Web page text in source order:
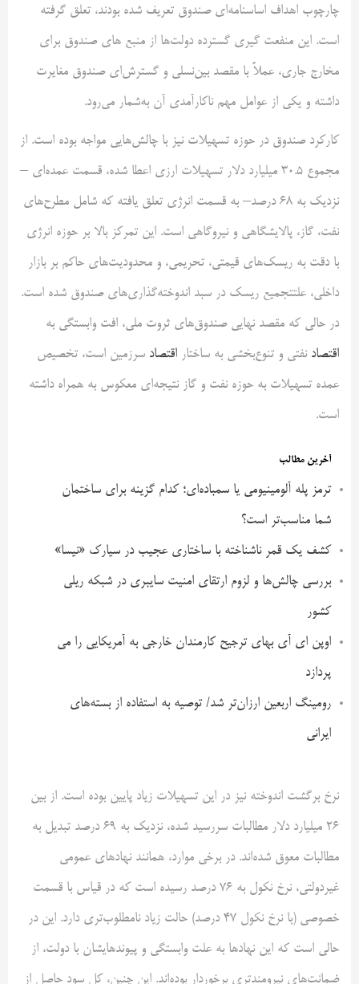
چارچوب اهداف اساسنامه‌ای صندوق تعریف شده بودند، تعلق گرفته
است. این منفعت گیری گسترده دولت‌ها از منبع های صندوق برای
مخارج جاری، عملاً با مقصد بین‌نسلی و گسترش‌ای صندوق مغایرت
داشته و یکی از عوامل مهم ناکارآمدی آن به‌شمار می‌رود.
کارکرد صندوق در حوزه تسهیلات نیز با چالش‌هایی مواجه بوده است. از
مجموع ۳۰.۵ میلیارد دلار تسهیلات ارزی اعطا شده، قسمت عمده‌ای –
نزدیک به ۶۸ درصد– به قسمت انرژی تعلق یافته که شامل مطرح‌های
نفت، گاز، پالایشگاهی و نیروگاهی است. این تمرکز بالا بر حوزه انرژی
با دقت به ریسک‌های قیمتی، تحریمی، و محدودیت‌های حاکم بر بازار
داخلی، علتتجمیع ریسک در سبد اندوخته‌گذاری‌های صندوق شده است.
در حالی که مقصد نهایی صندوق‌های ثروت ملی، افت وابستگی به
اقتصاد نفتی و تنوع‌بخشی به ساختار اقتصاد سرزمین است، تخصیص
عمده تسهیلات به حوزه نفت و گاز نتیجه‌ای معکوس به همراه داشته
است.
آخرین مطالب
ترمز پله آلومینیومی یا سمباده‌ای؛ کدام گزینه برای ساختمان
شما مناسب‌تر است؟
کشف یک قمر ناشناخته با ساختاری عجیب در سیارک «نیسا»
بررسی چالش‌ها و لزوم ارتقای امنیت سایبری در شبکه ریلی
کشور
اوپن ای آی بهای ترجیح کارمندان خارجی به آمریکایی را می
پردازد
رومینگ اربعین ارزان‌تر شد/ توصیه به استفاده از بسته‌های
ایرانی
نرخ برگشت اندوخته نیز در این تسهیلات زیاد پایین بوده است. از بین
۲۶ میلیارد دلار مطالبات سررسید شده، نزدیک به ۶۹ درصد تبدیل به
مطالبات معوق شده‌اند. در برخی موارد، همانند نهادهای عمومی
غیردولتی، نرخ نکول به ۷۶ درصد رسیده است که در قیاس با قسمت
خصوصی (با نرخ نکول ۴۷ درصد) حالت زیاد نامطلوب‌تری دارد. این در
حالی است که این نهادها به علت وابستگی و پیوندهایشان با دولت، از
ضمانت‌های نیرومندتری برخوردار بوده‌اند. این چنین، کل سود حاصل از